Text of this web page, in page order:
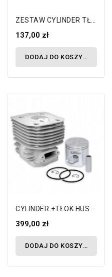
ZESTAW CYLINDER TŁOK ŁOŻYSKA HUSQVARNA 136...
137,00 zł
DODAJ DO KOSZYKA
CYLINDER +TŁOK HUSQVARNA 3120 K PARTNER...
399,00 zł
DODAJ DO KOSZYKA